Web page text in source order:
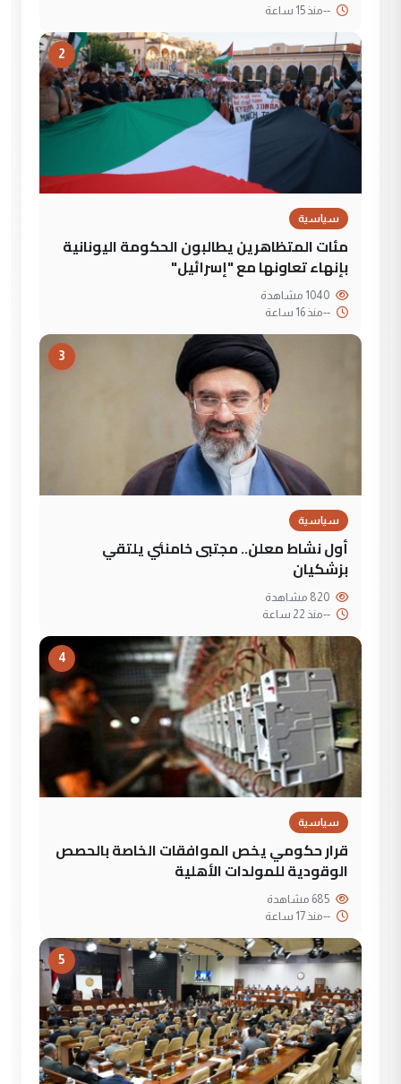
--منذ 15 ساعة
2
سياسية
مئات المتظاهرين يطالبون الحكومة اليونانية
بإنهاء تعاونها مع "إسرائيل"
--منذ 16 ساعة
3
سياسية
أول نشاط معلن.. مجتبى خامنئي يلتقي
بزشكيان
--منذ 22 ساعة
4
سياسية
قرار حكومي يخص الموافقات الخاصة بالحصص
الوقودية للمولدات الأهلية
--منذ 17 ساعة
5